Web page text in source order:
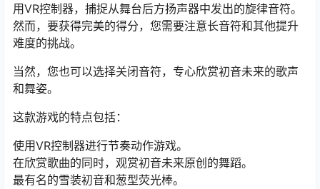
用VR控制器，捕捉从舞台后方扬声器中发出的旋律音符。
然而，要获得完美的得分，您需要注意长音符和其他提升
难度的挑战。
当然，您也可以选择关闭音符，专心欣赏初音未来的歌声
和舞姿。
这款游戏的特点包括：
使用VR控制器进行节奏动作游戏。
在欣赏歌曲的同时，观赏初音未来原创的舞蹈。
最有名的雪装初音和葱型荧光棒。